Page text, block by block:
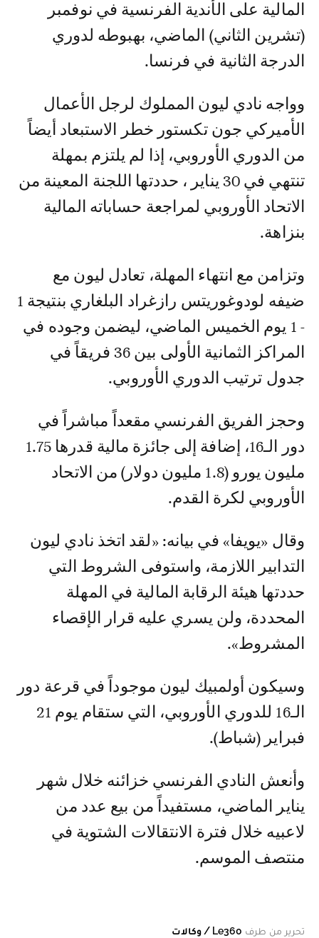
المالية على الأندية الفرنسية في نوفمبر
(تشرين الثاني) الماضي، بهبوطه لدوري
الدرجة الثانية في فرنسا.
وواجه نادي ليون المملوك لرجل الأعمال
الأميركي جون تكستور خطر الاستبعاد أيضاً
من الدوري الأوروبي، إذا لم يلتزم بمهلة
تنتهي في 30 يناير ، حددتها اللجنة المعينة من
الاتحاد الأوروبي لمراجعة حساباته المالية
بنزاهة.
وتزامن مع انتهاء المهلة، تعادل ليون مع
ضيفه لودوغوريتس رازغراد البلغاري بنتيجة 1
- 1 يوم الخميس الماضي، ليضمن وجوده في
المراكز الثمانية الأولى بين 36 فريقاً في
جدول ترتيب الدوري الأوروبي.
وحجز الفريق الفرنسي مقعداً مباشراً في
دور الـ16، إضافة إلى جائزة مالية قدرها 1.75
مليون يورو (1.8 مليون دولار) من الاتحاد
الأوروبي لكرة القدم.
وقال «يويفا» في بيانه: «لقد اتخذ نادي ليون
التدابير اللازمة، واستوفى الشروط التي
حددتها هيئة الرقابة المالية في المهلة
المحددة، ولن يسري عليه قرار الإقصاء
المشروط».
وسيكون أولمبيك ليون موجوداً في قرعة دور
الـ16 للدوري الأوروبي، التي ستقام يوم 21
فبراير (شباط).
وأنعش النادي الفرنسي خزائنه خلال شهر
يناير الماضي، مستفيداً من بيع عدد من
لاعبيه خلال فترة الانتقالات الشتوية في
منتصف الموسم.
تحرير من طرف Le360 / وكالات